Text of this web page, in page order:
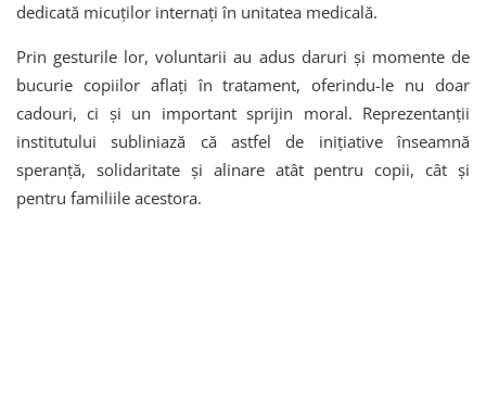
dedicată micuților internați în unitatea medicală.
Prin gesturile lor, voluntarii au adus daruri și momente de
bucurie copiilor aflați în tratament, oferindu-le nu doar
cadouri, ci și un important sprijin moral. Reprezentanții
institutului subliniază că astfel de inițiative înseamnă
speranță, solidaritate și alinare atât pentru copii, cât și
pentru familiile acestora.